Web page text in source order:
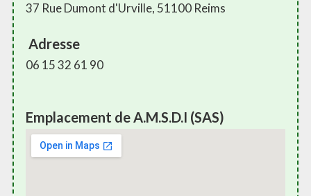
37 Rue Dumont d'Urville, 51100 Reims
Adresse
06 15 32 61 90
Emplacement de A.M.S.D.I (SAS)